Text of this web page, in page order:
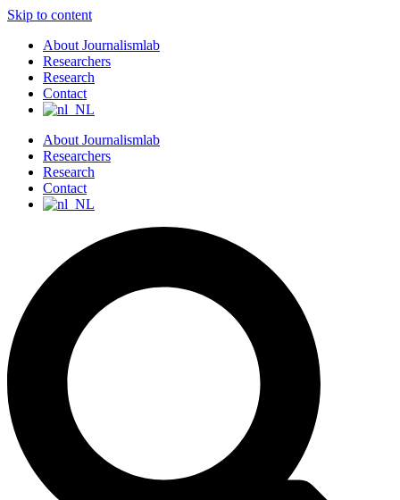
Skip to content
About Journalismlab
Researchers
Research
Contact
About Journalismlab
Researchers
Research
Contact